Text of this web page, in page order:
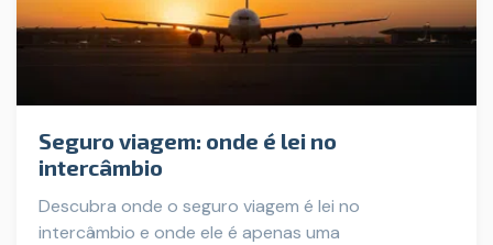
Seguro viagem: onde é lei no
intercâmbio
Descubra onde o seguro viagem é lei no
intercâmbio e onde ele é apenas uma